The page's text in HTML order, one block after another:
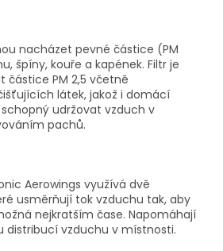
nacházet pevné částice (PM
špíny, kouře a kapének. Filtr je
PM 2,5 včetně
látek, jakož i domácí
udržovat vzduch v
pachů.
Aerowings využívá dvě
usměrňují tok vzduchu tak, aby
nejkratším čase. Napomáhají
distribucí vzduchu v místnosti.